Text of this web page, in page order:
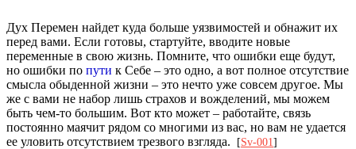
Дух Перемен найдет куда больше уязвимостей и обнажит их
перед вами. Если готовы, стартуйте, вводите новые
переменные в свою жизнь. Помните, что ошибки еще будут,
но ошибки по пути к Себе – это одно, а вот полное отсутствие
смысла обыденной жизни – это нечто уже совсем другое. Мы
же с вами не набор лишь страхов и вожделений, мы можем
быть чем-то большим. Вот кто может – работайте, связь
постоянно маячит рядом со многими из вас, но вам не удается
ее уловить отсутствием трезвого взгляда.
[Sv-001 ]